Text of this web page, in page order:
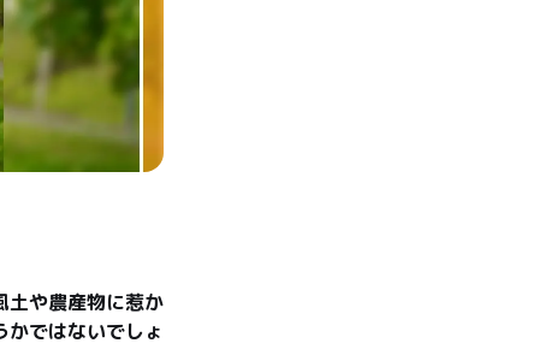
土や農産物に惹か
ではないでしょ